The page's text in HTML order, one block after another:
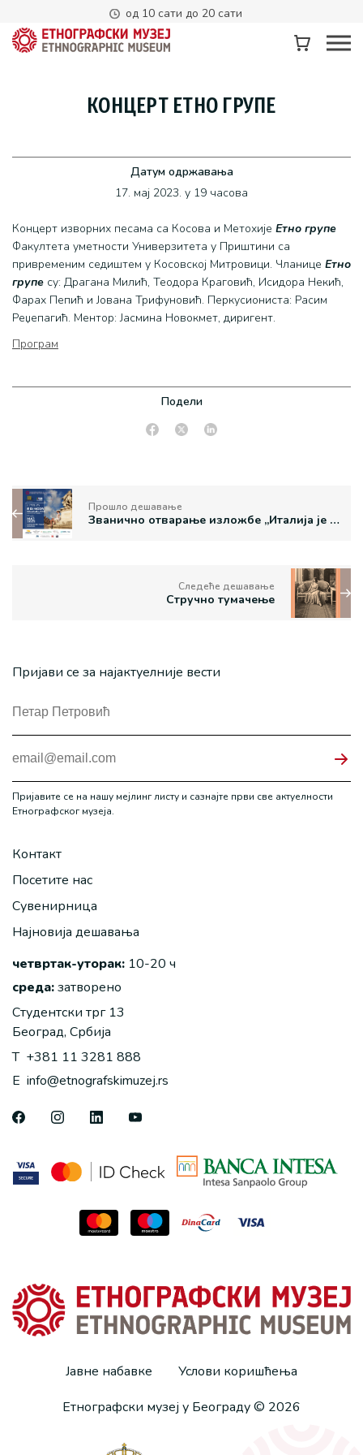
од 10 сати до 20 сати
КОНЦЕРТ ЕТНО ГРУПЕ
Датум одржавања
17. мај 2023. у 19 часова
Концерт изворних песама са Косова и Метохије Етно групе
Факултета уметности Универзитета у Приштини са
привременим седиштем у Косовској Митровици. Чланице Етно
групе су: Драгана Милић, Теодора Краговић, Исидора Некић,
Фарах Пепић и Јована Трифуновић. Перкусиониста: Расим
Реџепагић. Ментор: Јасмина Новокмет, диригент.
Програм
Подели
Прошло дешавање
Званично отварање изложбе „Италија је у моди“ у Етнографском музеју
Следеће дешавање
Стручно тумачење
Пријави се за најактуелније вести
Пријавите се на нашу мејлинг листу и сазнајте први све актуелности
Етнографског музеја.
Контакт
Посетите нас
Сувенирница
Најновија дешавања
четвртак-уторак: 10-20 ч
среда:затворено
Студентски трг 13
Београд, Србија
T +381 11 3281 888
E info@etnografskimuzej.rs
Јавне набавке
Услови коришћења
Етнографски музеј у Београду © 2026